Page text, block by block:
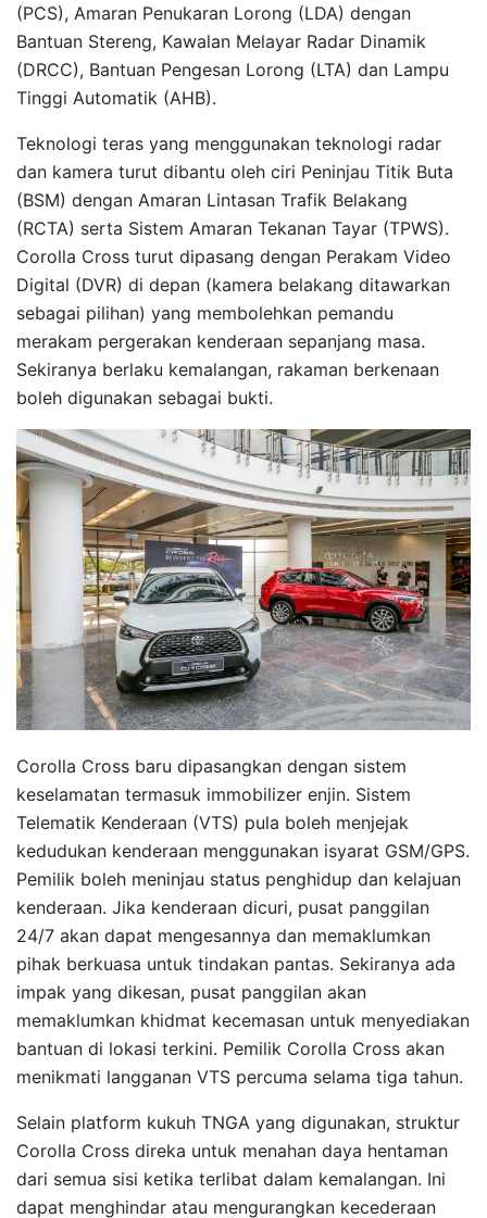
(PCS), Amaran Penukaran Lorong (LDA) dengan
Bantuan Stereng, Kawalan Melayar Radar Dinamik
(DRCC), Bantuan Pengesan Lorong (LTA) dan Lampu
Tinggi Automatik (AHB).
Teknologi teras yang menggunakan teknologi radar
dan kamera turut dibantu oleh ciri Peninjau Titik Buta
(BSM) dengan Amaran Lintasan Trafik Belakang
(RCTA) serta Sistem Amaran Tekanan Tayar (TPWS).
Corolla Cross turut dipasang dengan Perakam Video
Digital (DVR) di depan (kamera belakang ditawarkan
sebagai pilihan) yang membolehkan pemandu
merakam pergerakan kenderaan sepanjang masa.
Sekiranya berlaku kemalangan, rakaman berkenaan
boleh digunakan sebagai bukti.
Corolla Cross baru dipasangkan dengan sistem
keselamatan termasuk immobilizer enjin. Sistem
Telematik Kenderaan (VTS) pula boleh menjejak
kedudukan kenderaan menggunakan isyarat GSM/GPS.
Pemilik boleh meninjau status penghidup dan kelajuan
kenderaan. Jika kenderaan dicuri, pusat panggilan
24/7 akan dapat mengesannya dan memaklumkan
pihak berkuasa untuk tindakan pantas. Sekiranya ada
impak yang dikesan, pusat panggilan akan
memaklumkan khidmat kecemasan untuk menyediakan
bantuan di lokasi terkini. Pemilik Corolla Cross akan
menikmati langganan VTS percuma selama tiga tahun.
Selain platform kukuh TNGA yang digunakan, struktur
Corolla Cross direka untuk menahan daya hentaman
dari semua sisi ketika terlibat dalam kemalangan. Ini
dapat menghindar atau mengurangkan kecederaan